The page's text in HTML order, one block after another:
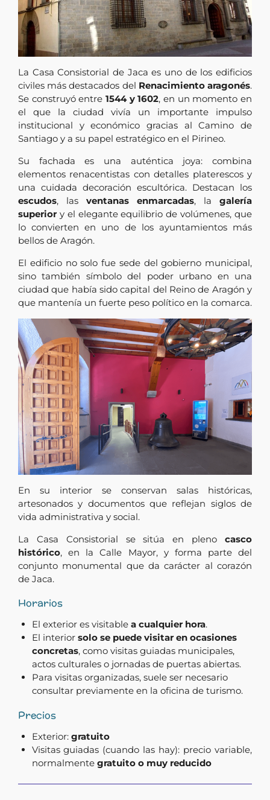
La Casa Consistorial de Jaca es uno de los edificios
civiles más destacados del Renacimiento aragonés.
Se construyó entre 1544 y 1602, en un momento en
el que la ciudad vivía un importante impulso
institucional y económico gracias al Camino de
Santiago y a su papel estratégico en el Pirineo.
Su fachada es una auténtica joya: combina
elementos renacentistas con detalles platerescos y
una cuidada decoración escultórica. Destacan los
escudos, las ventanas enmarcadas, la galería
superior y el elegante equilibrio de volúmenes, que
lo convierten en uno de los ayuntamientos más
bellos de Aragón.
El edificio no solo fue sede del gobierno municipal,
sino también símbolo del poder urbano en una
ciudad que había sido capital del Reino de Aragón y
que mantenía un fuerte peso político en la comarca.
En su interior se conservan salas históricas,
artesonados y documentos que reflejan siglos de
vida administrativa y social.
La Casa Consistorial se sitúa en pleno casco
histórico, en la Calle Mayor, y forma parte del
conjunto monumental que da carácter al corazón
de Jaca.
Horarios
El exterior es visitable a cualquier hora.
El interior solo se puede visitar en ocasiones
concretas, como visitas guiadas municipales,
actos culturales o jornadas de puertas abiertas.
Para visitas organizadas, suele ser necesario
consultar previamente en la oficina de turismo.
Precios
Exterior: gratuito
Visitas guiadas (cuando las hay): precio variable,
normalmente gratuito o muy reducido